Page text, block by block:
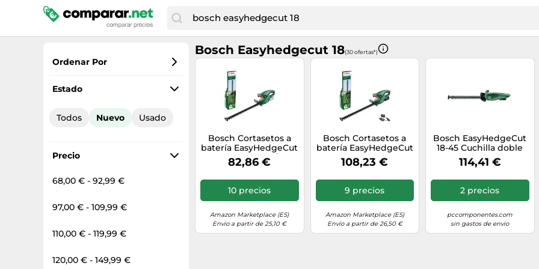
Ordenar Por
Favoritos
Precio total
Estado
Todos Nuevo Usado
Precio
68,00 € - 92,99 €
97,00 € - 109,99 €
110,00 € - 119,99 €
120,00 € - 149,99 €
Bosch Easyhedgecut 18(30 ofertas*)
Bosch Cortasetos a
batería EasyHedgeCut
18V-52-13 sin Bat./carg.
82,86 €
10 precios
Amazon Marketplace (ES)
Envío a partir de 25,10 €
Bosch Cortasetos a
batería EasyHedgeCut
18V-52-13, hoja 52 cm,
18 V, 1x2.0 Ah, para
108,23 €
9 precios
Amazon Marketplace (ES)
Envío a partir de 26,50 €
Bosch EasyHedgeCut
18-45 Cuchilla doble
2,3 kg
114,41 €
2 precios
pccomponentes.com
sin gastos de envío